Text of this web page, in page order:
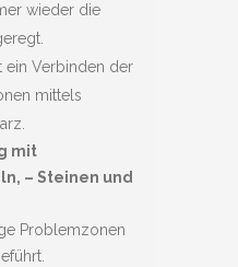
wieder die
ein Verbinden der
mittels
mit
– Steinen und
Problemzonen